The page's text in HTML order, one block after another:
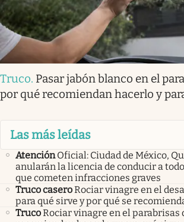
Truco. Pasar jabón blanco en el
por qué recomiendan hacerlo y
Las más leídas
Atención Oficial: Ciudad de México,
anularán la licencia de conducir a
que cometen infracciones graves
Truco caseroRociar vinagre en el
para qué sirve y por qué se
TrucoRociar vinagre en el parabrisas